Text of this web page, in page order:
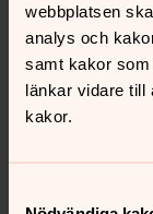
webbplatsen
analys och
samt kakor
länkar vidare till
kakor.
Senast ändrad 8
innehåll?
jarna-